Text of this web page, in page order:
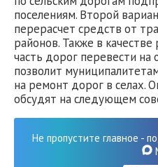
поселениям. Второй
перерасчет средств от
районов. Также в
часть дорог перевести на
позволит
на ремонт дорог в селах.
обсудят на следующем
Не пропустите главное -